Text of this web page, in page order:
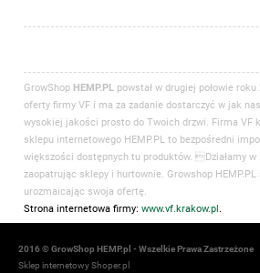
GrowShop HEMP.PL powstał w drugiej połowie
oferty firmy VF i ma za zadanie dostarczyć w jak
wysokiej jakości prosto do Twoich drzwi. Firma VF
sklepu internetowego HEMP.PL to bezpośredni
większości dostępnych tu produktów. Działamy w
zaopatrując sklepy i hurtownie. Growshop
urozmaicając swoja ofertę.
Strona internetowa firmy: www.vf.krakow.pl
2016 © GrowShop HEMP.pl - Wszelkie Prawa Zastrzeżone
Sklep internetowy Shoper.pl